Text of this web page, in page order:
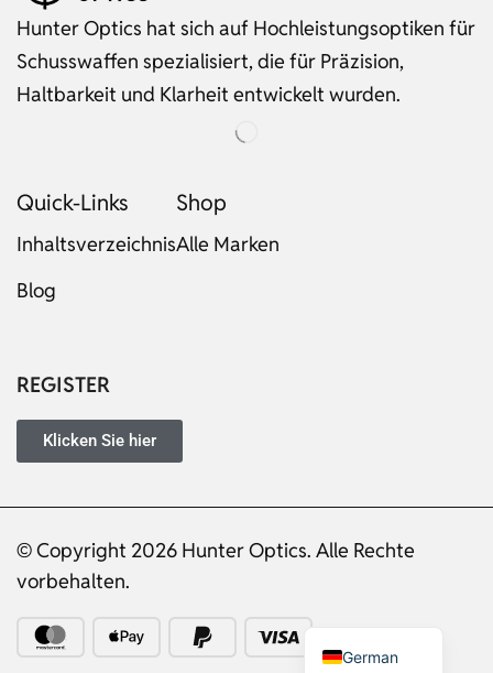
Hunter Optics hat sich auf Hochleistungsoptiken für
Schusswaffen spezialisiert, die für Präzision,
Haltbarkeit und Klarheit entwickelt wurden.
Quick-Links
Inhaltsverzeichnis
Blog
Shop
Alle Marken
REGISTER
Klicken Sie hier
© Copyright 2026 Hunter Optics. Alle Rechte
vorbehalten.
German
Portuguese
French